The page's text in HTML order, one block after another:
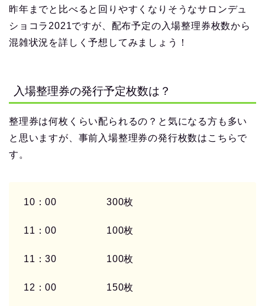
昨年までと比べると回りやすくなりそうなサロンデュ
ショコラ 2021ですが、配布予定の入場整理券枚数から
混雑状況を詳しく予想してみましょう！
入場整理券の発行予定枚数は？
整理券は何枚くらい配られるの？と気になる方も多い
と思いますが、事前入場整理券の発行枚数はこちらで
す。
10 ：00 300枚
11 ：00 100枚
11 ：30 100枚
12 ：00 150枚